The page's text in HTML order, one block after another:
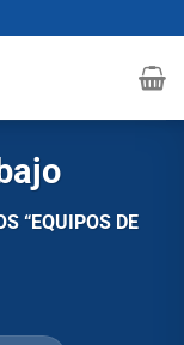
“EQUIPOS DE